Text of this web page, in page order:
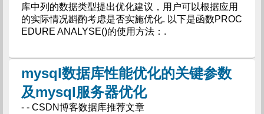
库中列的数据类型提出优化建议，用户可以根据应用
的实际情况斟酌考虑是否实施优化. 以下是函数PROC
EDURE ANALYSE()的使用方法：.
mysql数据库性能优化的关键参数
及mysql服务器优化
- - CSDN博客数据库推荐文章